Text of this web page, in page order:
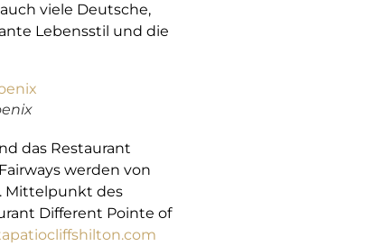
viele Deutsche,
Lebensstil und die
das Restaurant
werden von
Mittelpunkt des
Different Pointe of